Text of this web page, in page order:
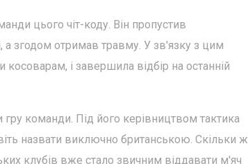
цього чіт-коду. Він пропустив
а згодом отримав травму. У зв'язку з цим
і завершила відбір на останній
команди. Під його керівництвом тактика
назвати виключно британською. Скільки ж
клубів вже стало звичним віддавати м'яч